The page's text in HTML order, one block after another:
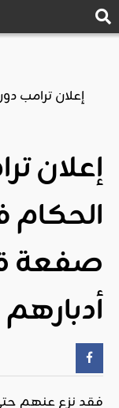
إعلان
صفعة
أدبارهم
فقد نزع عنهم